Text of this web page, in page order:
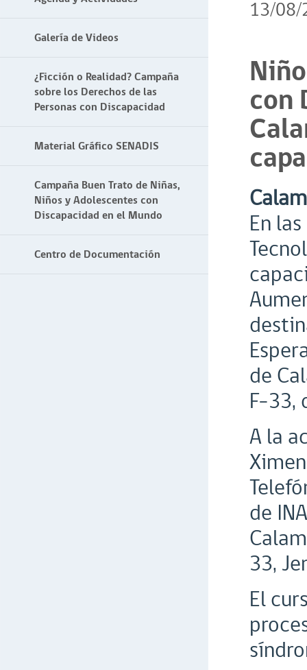
Galería de Videos
¿Ficción o Realidad? Campaña
sobre los Derechos de las
Personas con Discapacidad
Material Gráfico SENADIS
Campaña Buen Trato de Niñas,
Niños y Adolescentes con
Discapacidad en el Mundo
Centro de Documentación
13/
con
En
de
F-33,
A la
de
33,
El